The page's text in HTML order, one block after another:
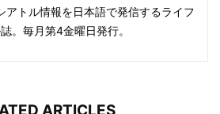
アトル情報を日本語で発信するライフ
。毎月第4金曜日発行。
ARTICLES